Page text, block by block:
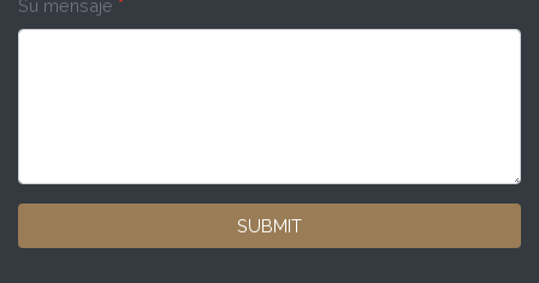
Su mensaje *
SUBMIT